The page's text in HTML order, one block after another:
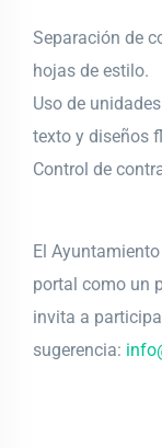
Separación de
hojas de estilo.
Uso de
texto y diseños
Control de
El
portal como un
invita a
sugerencia: